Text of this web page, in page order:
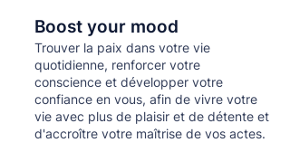
Boost your mood
Trouver la paix dans votre vie
quotidienne, renforcer votre
conscience et développer votre
confiance en vous, afin de vivre votre
vie avec plus de plaisir et de détente et
d'accroître votre maîtrise de vos actes.
Кнопка